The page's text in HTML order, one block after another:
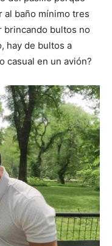
al baño mínimo tres
brincando bultos no
hay de bultos a
casual en un avión?